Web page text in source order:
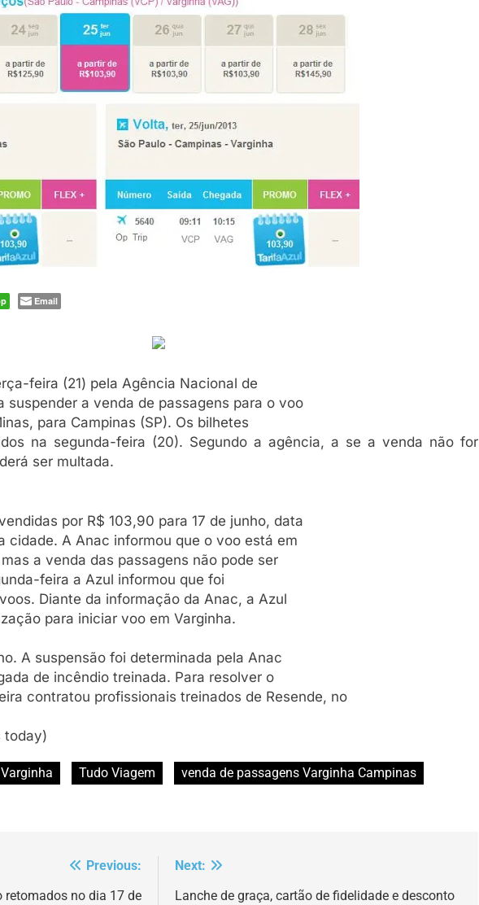
Email
feira (21) pela Agência Nacional de
suspender a venda de passagens para o voo
para Campinas (SP). Os bilhetes
na segunda-feira (20). Segundo a agência, a se a venda não for
ser multada.
por R$ 103,90 para 17 de junho, data
cidade. A Anac informou que o voo está em
a venda das passagens não pode ser
feira a Azul informou que foi
Diante da informação da Anac, a Azul
para iniciar voo em Varginha.
A suspensão foi determinada pela Anac
de incêndio treinada. Para resolver o
contratou profissionais treinados de Resende, no
today)
Tudo Viagem
venda de passagens Varginha Campinas
Previous:
retomados no dia 17 de
Next:
Lanche de graça, cartão de fidelidade e desconto